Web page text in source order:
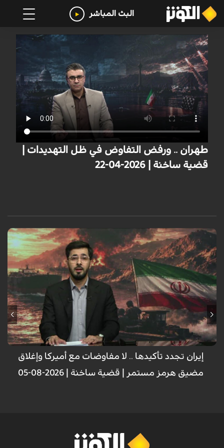
البث المباشر
طهران .. ورفض التفاوض في ظل التهديدات |
قضية ساخنة | 2026-04-22
إيران تجدد تأكيدها .. لا مفاوضات مع أميركا وإغلاق
مضيق هرمز مستمر | قضية ساخنة | 2026-08-05